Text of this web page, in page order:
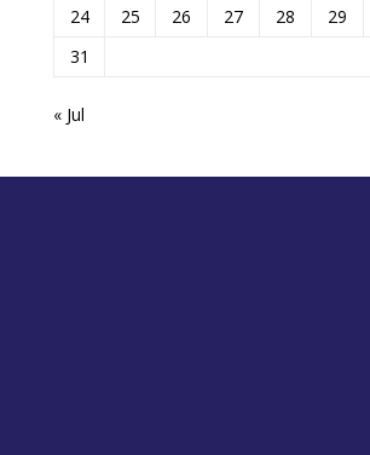
24
25 26 27 28 29
31
« Jul